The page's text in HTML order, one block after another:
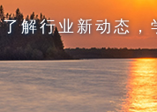
解行业新动态，